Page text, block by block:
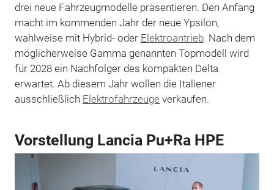
drei neue Fahrzeugmodelle präsentieren. Den Anfang
macht im kommenden Jahr der neue Ypsilon,
wahlweise mit Hybrid- oder Elektroantrieb. Nach dem
möglicherweise Gamma genannten Topmodell wird
für 2028 ein Nachfolger des kompakten Delta
erwartet. Ab diesem Jahr wollen die Italiener
ausschließlich Elektrofahrzeuge verkaufen.
Vorstellung Lancia Pu+Ra HPE